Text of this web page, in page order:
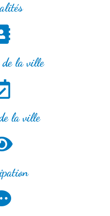
la ville
la ville